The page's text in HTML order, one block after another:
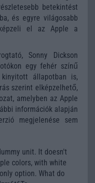
betekintést
és egyre világosabb
el az Apple a
Sonny Dickson
egy fehér színű
állapotban is,
szerint elképzelhető,
amelyben az Apple
információk alapján
megjelenése sem
unit. It doesn't
colors, with white
option. What do